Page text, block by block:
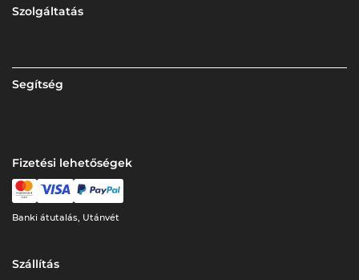
Szolgáltatás
Segítség
Fizetési lehetőségek
Banki átutalás, Utánvét
Szállítás